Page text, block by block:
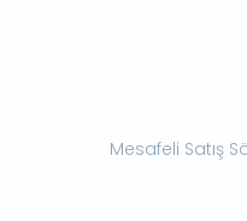
Mesafeli Satış